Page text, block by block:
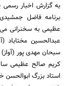
به گزارش اخبار رسمی
برنامه فاضل
عظیمی به سخنرانی
عبدالحسین مختاباد
سبحان مهدی پور
استاد بزرگ ابوالحسن